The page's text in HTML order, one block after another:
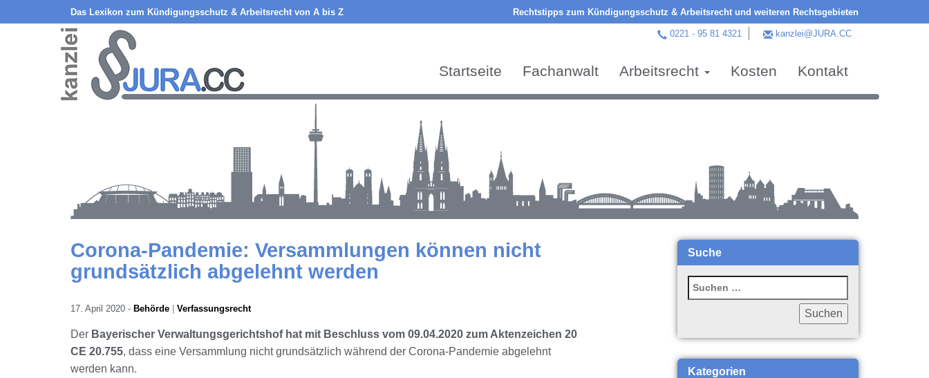
Das Lexikon zum Kündigungsschutz & Arbeitsrecht von A bis Z Rechtstipps zum Kündigungsschutz & Arbeitsrecht und weiteren Rechtsgebieten
0221 - 95 81 4321 kanzlei@JURA.CC
Startseite Fachanwalt Arbeitsrecht Kosten Kontakt
Corona-Pandemie: Versammlungen können nicht
grundsätzlich abgelehnt werden
17. April 2020 - Behörde Verfassungsrecht
Der Bayerischer Verwaltungsgerichtshof hat mit Beschluss vom 09.04.2020 zum Aktenzeichen 20
CE 20.755, dass eine Versammlung nicht grundsätzlich während der Corona-Pandemie abgelehnt
werden kann.
Suche
Kategorien